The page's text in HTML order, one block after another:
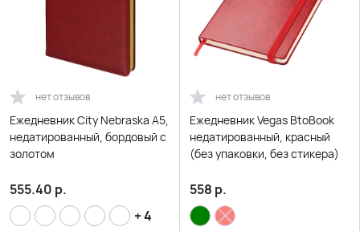
нет отзывов
Ежедневник City Nebraska A5,
недатированный, бордовый с
золотом
555.40 р.
+ 4
нет отзывов
Ежедневник Vegas BtoBook
недатированный, красный
(без упаковки, без стикера)
558 р.